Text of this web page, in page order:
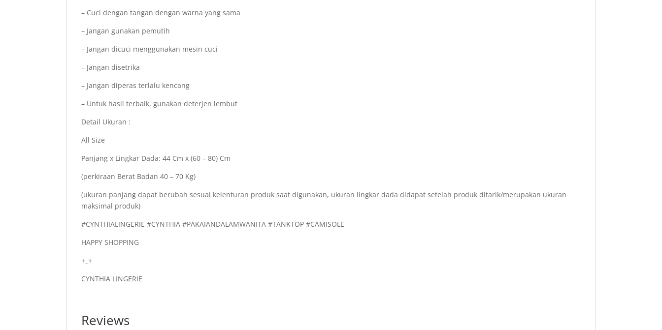
– Cuci dengan tangan dengan warna yang sama
– Jangan gunakan pemutih
– Jangan dicuci menggunakan mesin cuci
– Jangan disetrika
– Jangan diperas terlalu kencang
– Untuk hasil terbaik, gunakan deterjen lembut
Detail Ukuran :
All Size
Panjang x Lingkar Dada: 44 Cm x (60 – 80) Cm
(perkiraan Berat Badan 40 – 70 Kg)
(ukuran panjang dapat berubah sesuai kelenturan produk saat digunakan, ukuran lingkar dada didapat setelah produk ditarik/merupakan ukuran
maksimal produk)
#CYNTHIALINGERIE #CYNTHIA #PAKAIANDALAMWANITA #TANKTOP #CAMISOLE
HAPPY SHOPPING
+_+
CYNTHIA LINGERIE
Reviews